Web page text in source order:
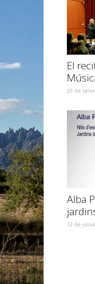
El
20 de
Alba
12 de